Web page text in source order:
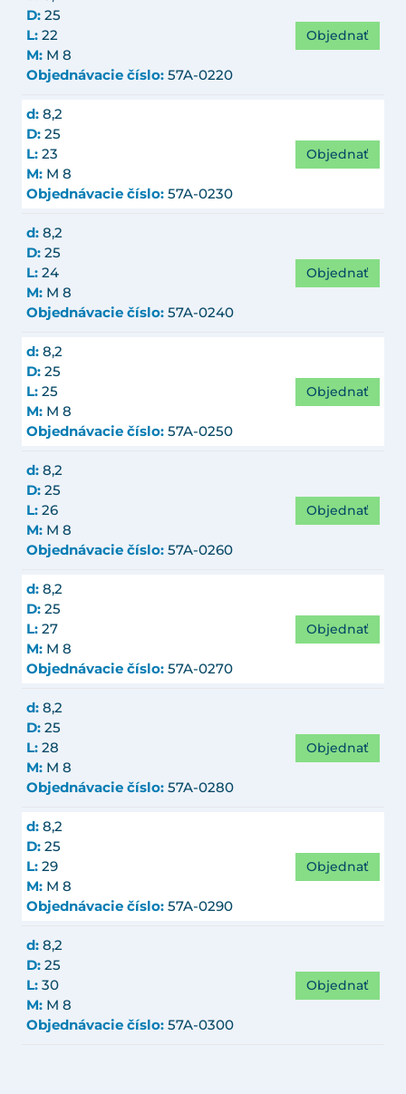
D: 25
L: 22
M: M 8
Objednávacie číslo: 57A-0220
Objednať
d: 8,2
D: 25
L: 23
M: M 8
Objednávacie číslo: 57A-0230
Objednať
d: 8,2
D: 25
L: 24
M: M 8
Objednávacie číslo: 57A-0240
Objednať
d: 8,2
D: 25
L: 25
M: M 8
Objednávacie číslo: 57A-0250
Objednať
d: 8,2
D: 25
L: 26
M: M 8
Objednávacie číslo: 57A-0260
Objednať
d: 8,2
D: 25
L: 27
M: M 8
Objednávacie číslo: 57A-0270
Objednať
d: 8,2
D: 25
L: 28
M: M 8
Objednávacie číslo: 57A-0280
Objednať
d: 8,2
D: 25
L: 29
M: M 8
Objednávacie číslo: 57A-0290
Objednať
d: 8,2
D: 25
L: 30
M: M 8
Objednávacie číslo: 57A-0300
Objednať